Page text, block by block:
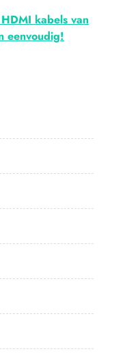
kabels van
eenvoudig!